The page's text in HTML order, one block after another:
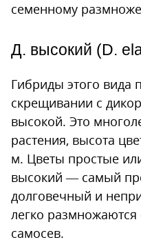
семенному
Д. высокий (D.
Гибриды этого вида
скрещивании с
высокой. Это
растения, высота
м. Цветы простые
высокий — самый
долговечный и
легко размножаются
самосев.